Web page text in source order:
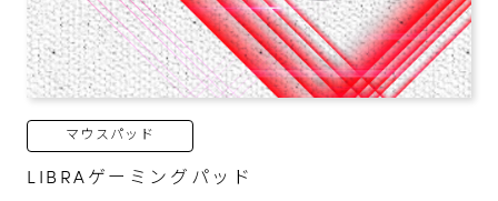
マウスパッド
LIBRAゲーミングパッド